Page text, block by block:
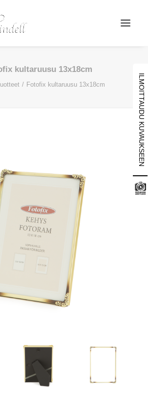
Search
Cart
kultaruusu 13x18cm
Fotofix kultaruusu 13x18cm ILMOITTAUDU KUVAUKSEEN